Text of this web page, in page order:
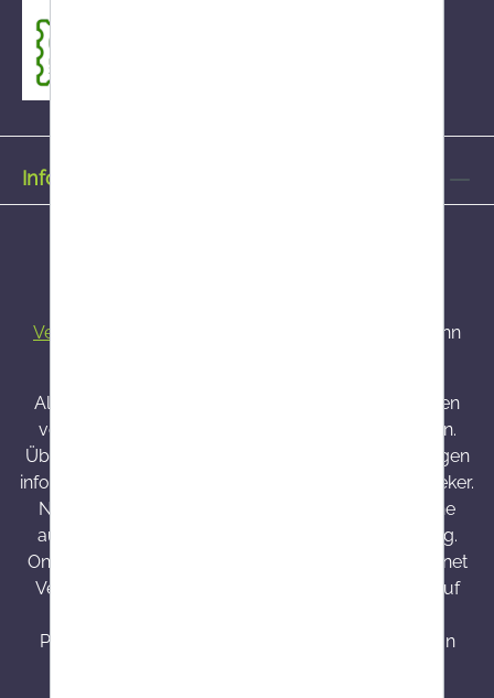
Informationen
Versandkosten
und ggf. Nachnahmegebühren, wenn
Alle bei Onlineapo angebotenen Arzneimittel werden
von Österreich versendet und sind dort zugelassen.
Über Wirkung und mögliche unerwünschte Wirkungen
informieren Gebrauchsinformation, Arzt oder Apotheker.
Nahrungsergänzungsmittel sind kein Ersatz für eine
ausgewogene und abwechslungsreiche Ernährung.
Onlineapo.at ist eine in Österreich zugelassene Internet
Versandapotheke mit Hauptsitz in Österreich. Die auf
Produktinformationen richten sich ausschließlich an